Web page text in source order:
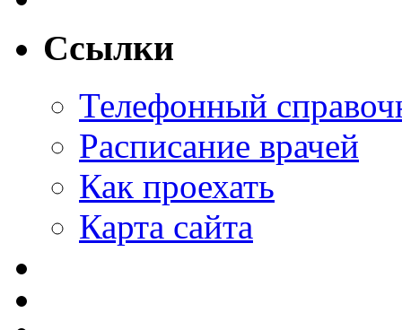
Ссылки
Телефонный
Расписание врачей
Как проехать
Карта сайта